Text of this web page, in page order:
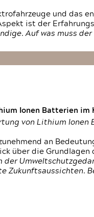
und das
ist der
Auf was muss
Ionen Batterien
von Lithium
an
über die
der
Zukunftsaussichten.